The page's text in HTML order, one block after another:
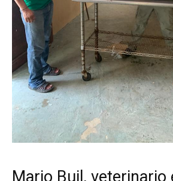
Mario Buil, veterinario